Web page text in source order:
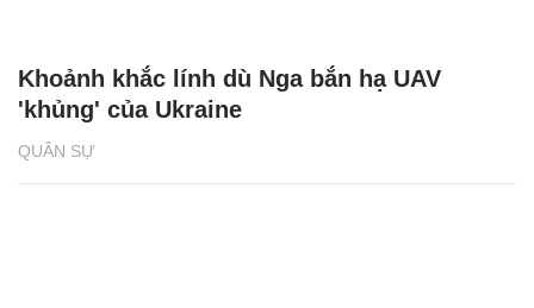
QUÂN SỰ
Khoảnh khắc lính dù Nga bắn hạ UAV
'khủng' của Ukraine